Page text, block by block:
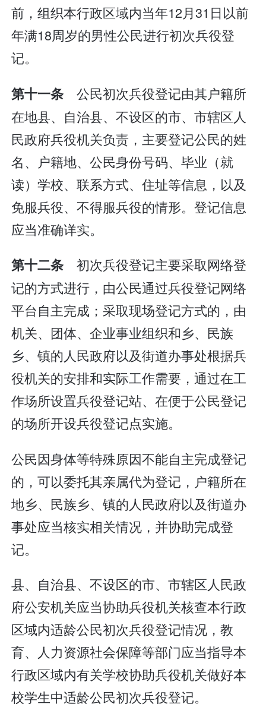
前，组织本行政区域内当年12月31日以前
年满18周岁的男性公民进行初次兵役登
记。
第十一条公民初次兵役登记由其户籍所
在地县、自治县、不设区的市、市辖区人
民政府兵役机关负责，主要登记公民的姓
名、户籍地、公民身份号码、毕业（就
读）学校、联系方式、住址等信息，以及
免服兵役、不得服兵役的情形。登记信息
应当准确详实。
第十二条初次兵役登记主要采取网络登
记的方式进行，由公民通过兵役登记网络
平台自主完成；采取现场登记方式的，由
机关、团体、企业事业组织和乡、民族
乡、镇的人民政府以及街道办事处根据兵
役机关的安排和实际工作需要，通过在工
作场所设置兵役登记站、在便于公民登记
的场所开设兵役登记点实施。
公民因身体等特殊原因不能自主完成登记
的，可以委托其亲属代为登记，户籍所在
地乡、民族乡、镇的人民政府以及街道办
事处应当核实相关情况，并协助完成登
记。
县、自治县、不设区的市、市辖区人民政
府公安机关应当协助兵役机关核查本行政
区域内适龄公民初次兵役登记情况，教
育、人力资源社会保障等部门应当指导本
行政区域内有关学校协助兵役机关做好本
校学生中适龄公民初次兵役登记。